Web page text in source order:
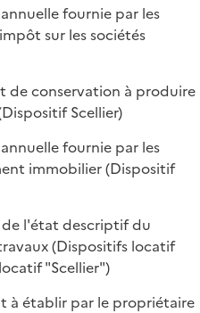
fournie par les
sur les sociétés
de conservation à produire
Scellier)
fournie par les
immobilier (Dispositif
l'état descriptif du
(Dispositifs locatif
"Scellier")
à établir par le propriétaire